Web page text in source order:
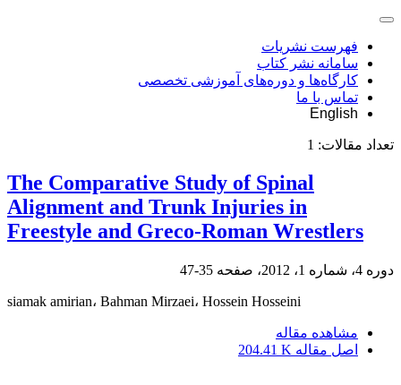
فهرست نشریات
سامانه نشر کتاب
کارگاه‌ها و دوره‌های آموزشی تخصصی
تماس با ما
English
تعداد مقالات: 1
The Comparative Study of Spinal
Alignment and Trunk Injuries in
Freestyle and Greco-Roman Wrestlers
دوره 4، شماره 1، 2012، صفحه 35-47
siamak amirian، Bahman Mirzaei، Hossein Hosseini
مشاهده مقاله
اصل مقاله 204.41 K